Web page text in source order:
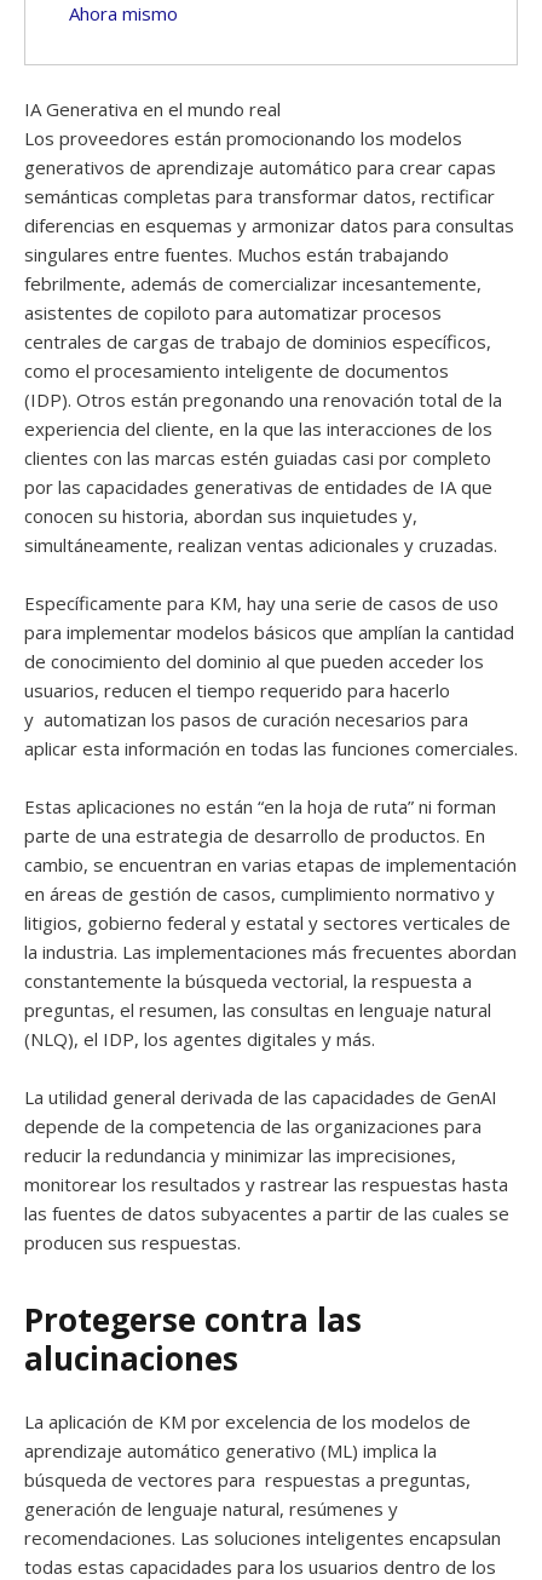
Ahora mismo
IA Generativa en el mundo real
Los proveedores están promocionando los modelos
generativos de aprendizaje automático para crear capas
semánticas completas para transformar datos, rectificar
diferencias en esquemas y armonizar datos para consultas
singulares entre fuentes. Muchos están trabajando
febrilmente, además de comercializar incesantemente,
asistentes de copiloto para automatizar procesos
centrales de cargas de trabajo de dominios específicos,
como el procesamiento inteligente de documentos
(IDP). Otros están pregonando una renovación total de la
experiencia del cliente, en la que las interacciones de los
clientes con las marcas estén guiadas casi por completo
por las capacidades generativas de entidades de IA que
conocen su historia, abordan sus inquietudes y,
simultáneamente, realizan ventas adicionales y cruzadas.
Específicamente para KM, hay una serie de casos de uso
para implementar modelos básicos que amplían la cantidad
de conocimiento del dominio al que pueden acceder los
usuarios, reducen el tiempo requerido para hacerlo
y automatizan los pasos de curación necesarios para
aplicar esta información en todas las funciones comerciales.
Estas aplicaciones no están “en la hoja de ruta” ni forman
parte de una estrategia de desarrollo de productos. En
cambio, se encuentran en varias etapas de implementación
en áreas de gestión de casos, cumplimiento normativo y
litigios, gobierno federal y estatal y sectores verticales de
la industria. Las implementaciones más frecuentes abordan
constantemente la búsqueda vectorial, la respuesta a
preguntas, el resumen, las consultas en lenguaje natural
(NLQ), el IDP, los agentes digitales y más.
La utilidad general derivada de las capacidades de GenAI
depende de la competencia de las organizaciones para
reducir la redundancia y minimizar las imprecisiones,
monitorear los resultados y rastrear las respuestas hasta
las fuentes de datos subyacentes a partir de las cuales se
producen sus respuestas.
Protegerse contra las
alucinaciones
La aplicación de KM por excelencia de los modelos de
aprendizaje automático generativo (ML) implica la
búsqueda de vectores para respuestas a preguntas,
generación de lenguaje natural, resúmenes y
recomendaciones. Las soluciones inteligentes encapsulan
todas estas capacidades para los usuarios dentro de los